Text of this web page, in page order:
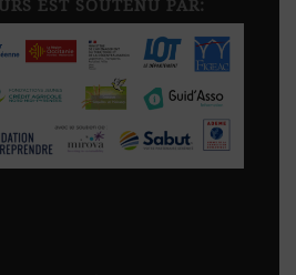
EST SOUTENU PAR: